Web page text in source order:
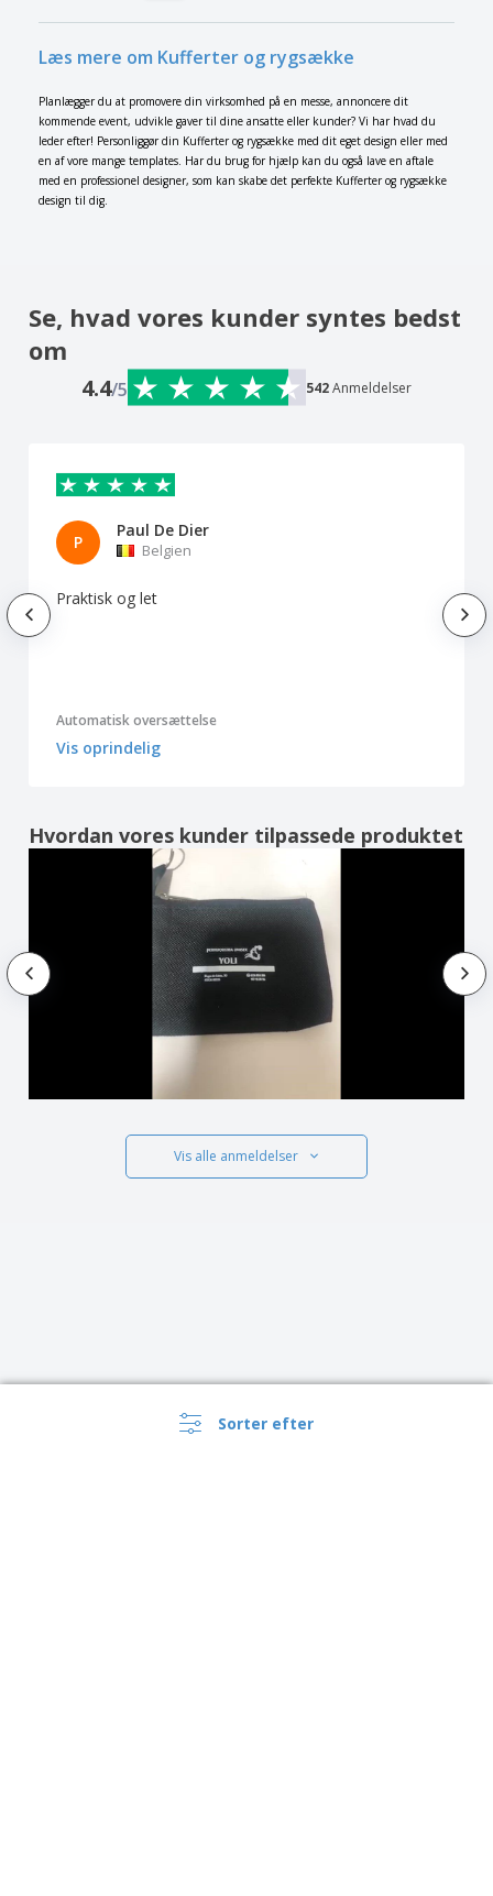
Sorter efter
Læs mere om Kufferter og rygsække
Planlægger du at promovere din virksomhed på en messe, annoncere dit
kommende event, udvikle gaver til dine ansatte eller kunder? Vi har hvad du
leder efter! Personliggør din Kufferter og rygsække med dit eget design eller med
en af vore mange templates. Har du brug for hjælp kan du også lave en aftale
med en professionel designer, som kan skabe det perfekte Kufferter og rygsække
design til dig.
Se, hvad vores kunder syntes bedst
om
4.4/5 542Anmeldelser
P
Paul De Dier
Belgien
Praktisk og let
Automatisk oversættelse
Vis oprindelig
Hvordan vores kunder tilpassede produktet
Vis alle anmeldelser